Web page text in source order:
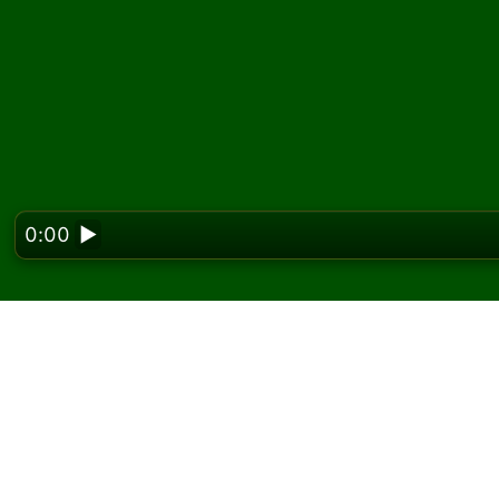
0:00 ▶